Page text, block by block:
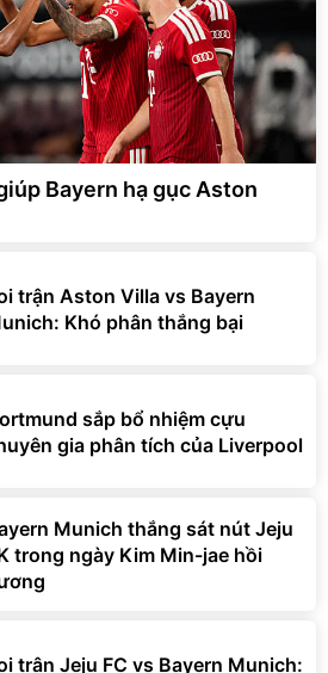
Bayern hạ gục Aston
trận Aston Villa vs Bayern
Khó phân thắng bại
sắp bổ nhiệm cựu
gia phân tích của Liverpool
Munich thắng sát nút Jeju
trong ngày Kim Min-jae hồi
trận Jeju FC vs Bayern Munich: